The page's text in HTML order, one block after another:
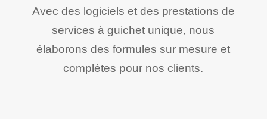
Avec des logiciels et des prestations de
services à guichet unique, nous
élaborons des formules sur mesure et
complètes pour nos clients.